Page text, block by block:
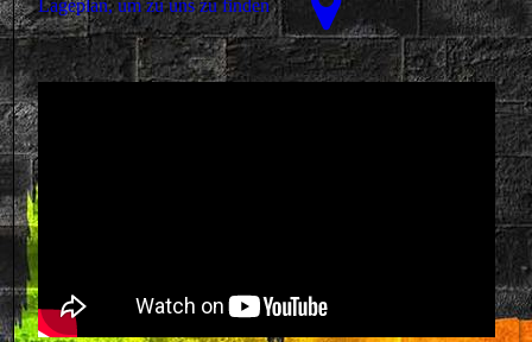
La­ge­plan, um zu uns zu finden